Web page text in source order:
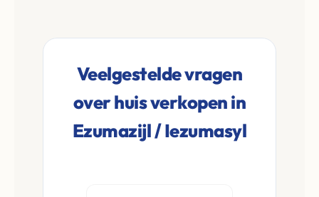
Veelgestelde vragen
over huis verkopen in
Ezumazijl / Iezumasyl